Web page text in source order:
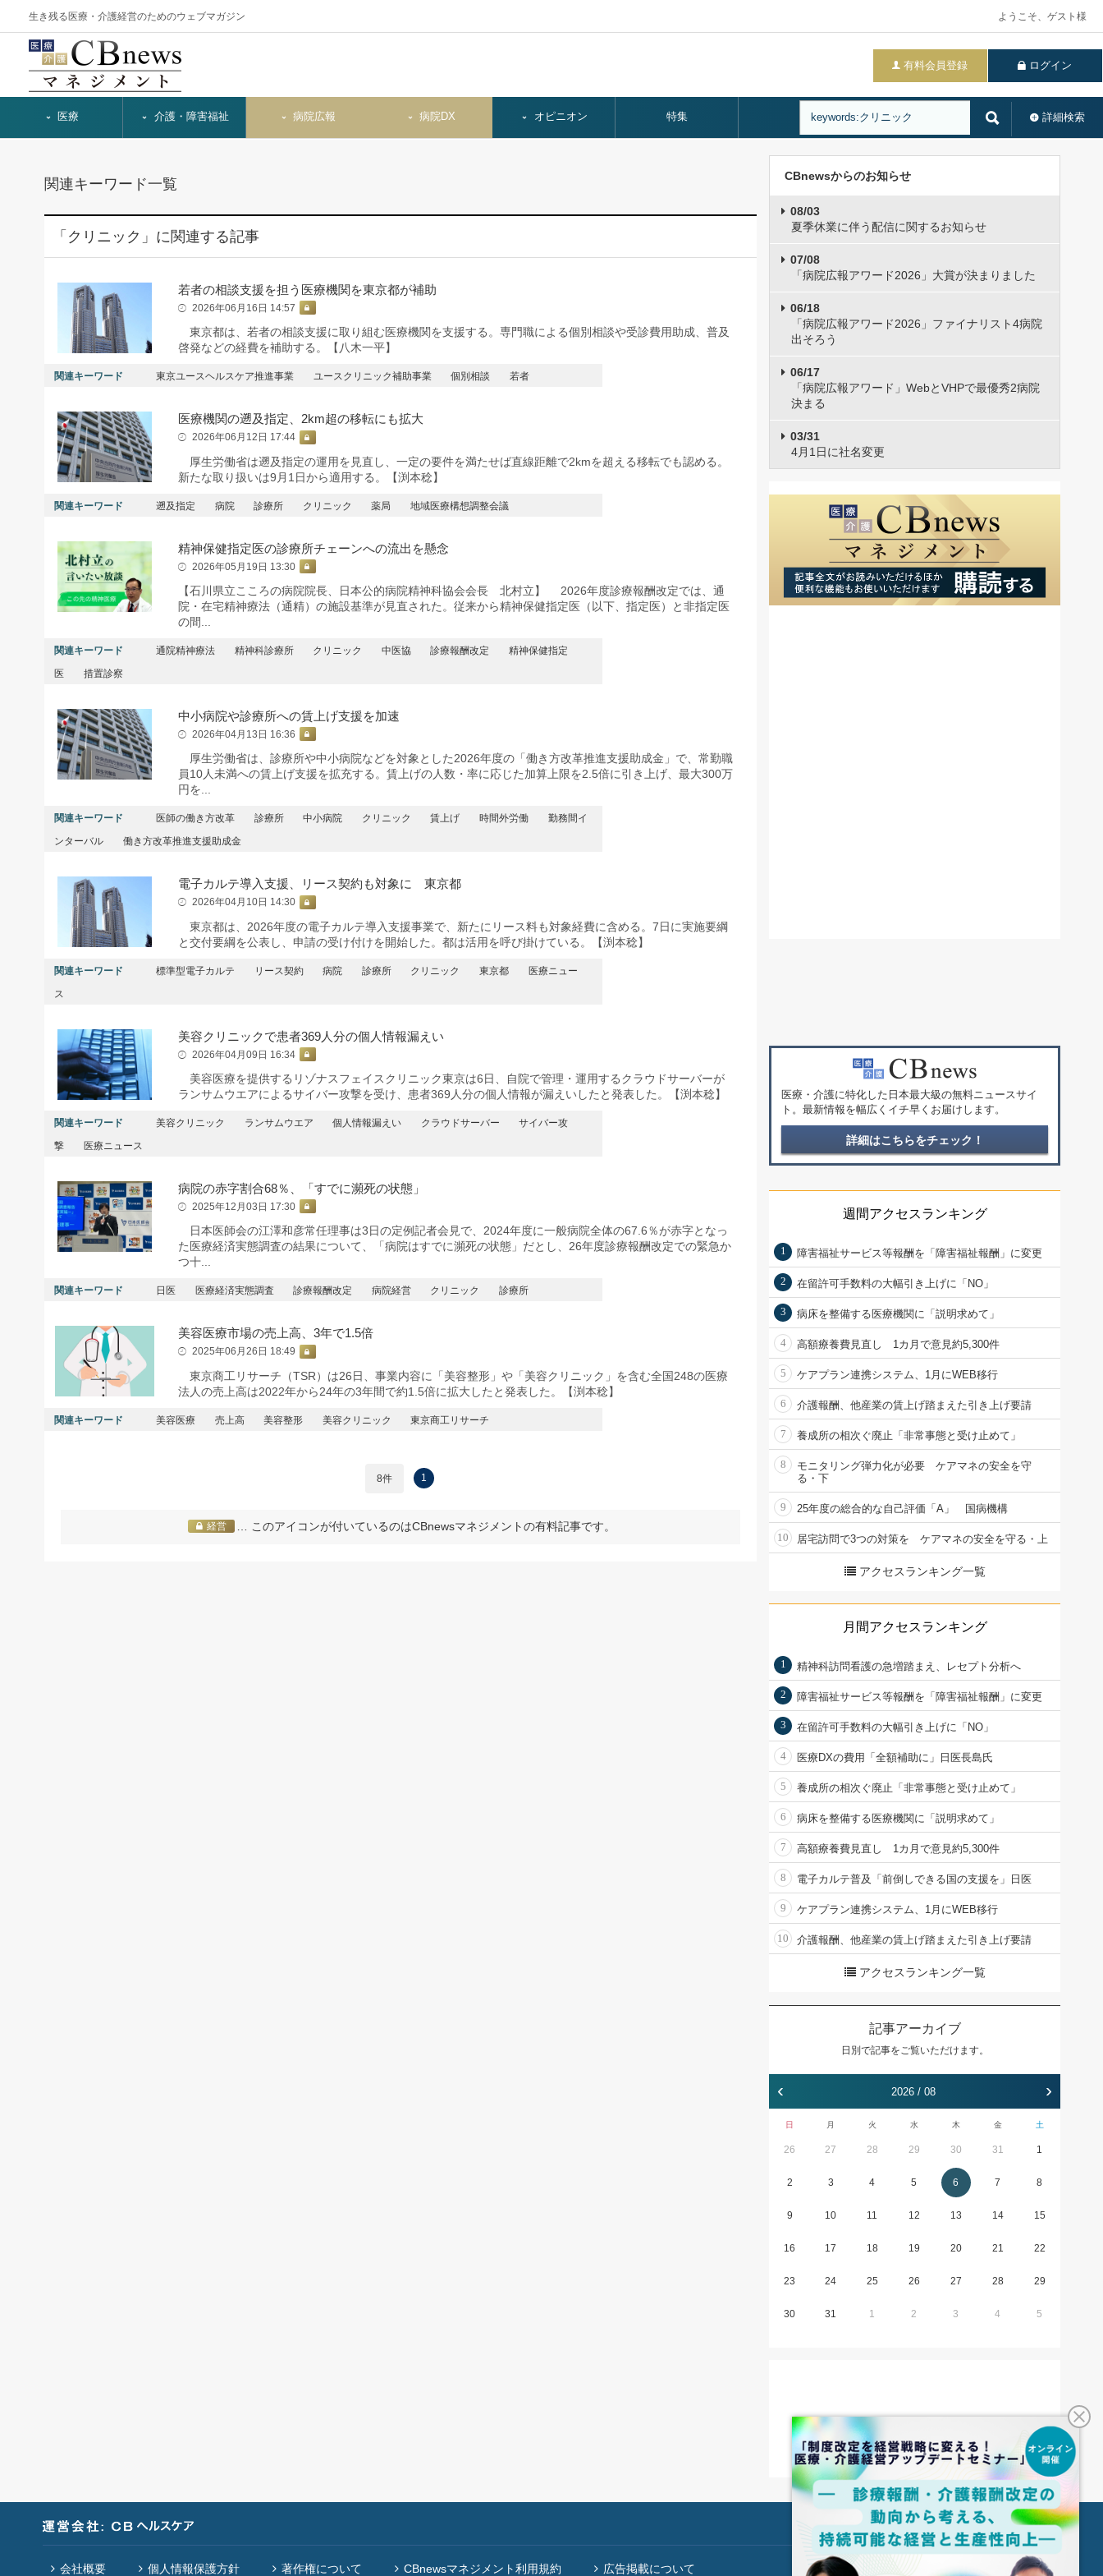
生き残る医療・介護経営のためのウェブマガジン ようこそ、ゲスト様
有料会員登録 ログイン
詳細検索
医療 介護・障害福祉 病院広報 病院DX オピニオン 特集
関連キーワード一覧
「クリニック」に関連する記事
若者の相談支援を担う医療機関を東京都が補助
2026年06月16日 14:57
東京都は、若者の相談支援に取り組む医療機関を支援する。専門職による個別相談や受診費用助成、普及
啓発などの経費を補助する。【八木一平】
関連キーワード 東京ユースヘルスケア推進事業 ユースクリニック補助事業 個別相談 若者
医療機関の遡及指定、2km超の移転にも拡大
2026年06月12日 17:44
厚生労働省は遡及指定の運用を見直し、一定の要件を満たせば直線距離で2kmを超える移転でも認める。
新たな取り扱いは9月1日から適用する。【渕本稔】
関連キーワード 遡及指定 病院 診療所 クリニック 薬局 地域医療構想調整会議
精神保健指定医の診療所チェーンへの流出を懸念
2026年05月19日 13:30
【石川県立こころの病院院長、日本公的病院精神科協会会長 北村立】 2026年度診療報酬改定では、通
院・在宅精神療法（通精）の施設基準が見直された。従来から精神保健指定医（以下、指定医）と非指定医
の間...
関連キーワード 通院精神療法 精神科診療所 クリニック 中医協 診療報酬改定
精神保健指定
医
措置診察
中小病院や診療所への賃上げ支援を加速
2026年04月13日 16:36
厚生労働省は、診療所や中小病院などを対象とした2026年度の「働き方改革推進支援助成金」で、常勤職
員10人未満への賃上げ支援を拡充する。賃上げの人数・率に応じた加算上限を2.5倍に引き上げ、最大300万
円を...
関連キーワード 医師の働き方改革 診療所 中小病院 クリニック 賃上げ 時間外労働
勤務間イ
ンターバル
働き方改革推進支援助成金
電子カルテ導入支援、リース契約も対象に 東京都
2026年04月10日 14:30
東京都は、2026年度の電子カルテ導入支援事業で、新たにリース料も対象経費に含める。7日に実施要綱
と交付要綱を公表し、申請の受け付けを開始した。都は活用を呼び掛けている。【渕本稔】
関連キーワード 標準型電子カルテ リース契約 病院 診療所 クリニック 東京都
医療ニュー
ス
美容クリニックで患者369人分の個人情報漏えい
2026年04月09日 16:34
美容医療を提供するリゾナスフェイスクリニック東京は6日、自院で管理・運用するクラウドサーバーが
ランサムウエアによるサイバー攻撃を受け、患者369人分の個人情報が漏えいしたと発表した。【渕本稔】
関連キーワード 美容クリニック ランサムウエア 個人情報漏えい クラウドサーバー
サイバー攻
撃
医療ニュース
病院の赤字割合68％、「すでに瀕死の状態」
2025年12月03日 17:30
日本医師会の江澤和彦常任理事は3日の定例記者会見で、2024年度に一般病院全体の67.6％が赤字となっ
た医療経済実態調査の結果について、「病院はすでに瀕死の状態」だとし、26年度診療報酬改定での緊急か
つ十...
関連キーワード 日医 医療経済実態調査 診療報酬改定 病院経営 クリニック 診療所
美容医療市場の売上高、3年で1.5倍
2025年06月26日 18:49
東京商工リサーチ（TSR）は26日、事業内容に「美容整形」や「美容クリニック」を含む全国248の医療
法人の売上高は2022年から24年の3年間で約1.5倍に拡大したと発表した。【渕本稔】
関連キーワード 美容医療 売上高 美容整形 美容クリニック 東京商工リサーチ
8件 1
経営 … このアイコンが付いているのはCBnewsマネジメントの有料記事です。
CBnewsからのお知らせ
08/03
夏季休業に伴う配信に関するお知らせ
07/08
「病院広報アワード2026」大賞が決まりました
06/18
「病院広報アワード2026」ファイナリスト4病院
出そろう
06/17
「病院広報アワード」WebとVHPで最優秀2病院
決まる
03/31
4月1日に社名変更
医療・介護に特化した日本最大級の無料ニュースサイ
ト。最新情報を幅広くイチ早くお届けします。
詳細はこちらをチェック！
週間アクセスランキング
1 障害福祉サービス等報酬を「障害福祉報酬」に変更
2 在留許可手数料の大幅引き上げに「NO」
3 病床を整備する医療機関に「説明求めて」
4 高額療養費見直し 1カ月で意見約5,300件
5 ケアプラン連携システム、1月にWEB移行
6 介護報酬、他産業の賃上げ踏まえた引き上げ要請
7 養成所の相次ぐ廃止「非常事態と受け止めて」
8
モニタリング弾力化が必要 ケアマネの安全を守
る・下
9 25年度の総合的な自己評価「A」 国病機構
10 居宅訪問で3つの対策を ケアマネの安全を守る・上
アクセスランキング一覧
月間アクセスランキング
1 精神科訪問看護の急増踏まえ、レセプト分析へ
2 障害福祉サービス等報酬を「障害福祉報酬」に変更
3 在留許可手数料の大幅引き上げに「NO」
4 医療DXの費用「全額補助に」日医長島氏
5 養成所の相次ぐ廃止「非常事態と受け止めて」
6 病床を整備する医療機関に「説明求めて」
7 高額療養費見直し 1カ月で意見約5,300件
8 電子カルテ普及「前倒しできる国の支援を」日医
9 ケアプラン連携システム、1月にWEB移行
10 介護報酬、他産業の賃上げ踏まえた引き上げ要請
アクセスランキング一覧
記事アーカイブ
日別で記事をご覧いただけます。
‹ 2026 / 08 ›
日 月 火 水 木 金 土
26 27 28 29 30 31 1
2 3 4 5 6 7 8
9 10 11 12 13 14 15
16 17 18 19 20 21 22
23 24 25 26 27 28 29
30 31 1 2 3 4 5
会社概要 個人情報保護方針 著作権について CBnewsマネジメント利用規約 広告掲載について